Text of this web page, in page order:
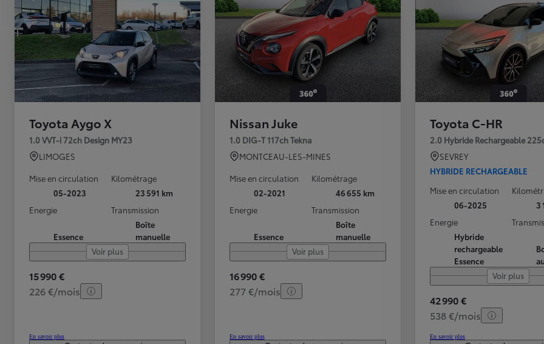
Toyota Aygo X
1.0 VVT-i 72ch Design MY23
LIMOGES
Mise en circulation
05-2023
Kilométrage
23 591 km
Energie
Essence
Transmission
Boîte
manuelle
Voir plus
15 990 €
226 €/mois
En savoir plus
Nissan Juke
1.0 DIG-T 117ch Tekna
MONTCEAU-LES-MINES
Mise en circulation
02-2021
Kilométrage
46 655 km
Energie
Essence
Transmission
Boîte
manuelle
Voir plus
16 990 €
277 €/mois
En savoir plus
Toyota C-HR
2.0 Hybride Rechargeable
SEVREY
HYBRIDE RECHARGEABLE
Mise en circulation
06-2025
3
Energie
Hybride
rechargeable
Essence
Voir plus
42 990 €
538 €/mois
En savoir plus